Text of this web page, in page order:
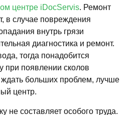
центре iDocServis. Ремонт
в случае повреждения
внутрь грязи
диагностика и ремонт.
тогда понадобится
при появлении сколов
ждать больших проблем, лучше
центр.
не составляет особого труда.